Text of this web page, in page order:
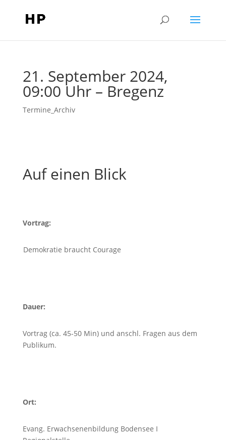
21. September 2024,
09:00 Uhr – Bregenz
Termine_Archiv
Auf einen Blick
Vortrag:
Demokratie braucht Courage
Dauer:
Vortrag (ca. 45-50 Min) und anschl. Fragen aus dem
Publikum.
Ort:
Evang. Erwachsenenbildung Bodensee I